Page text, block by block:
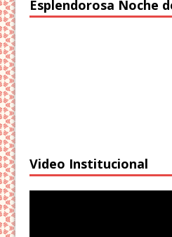
Esplendorosa Noche
Video Institucional